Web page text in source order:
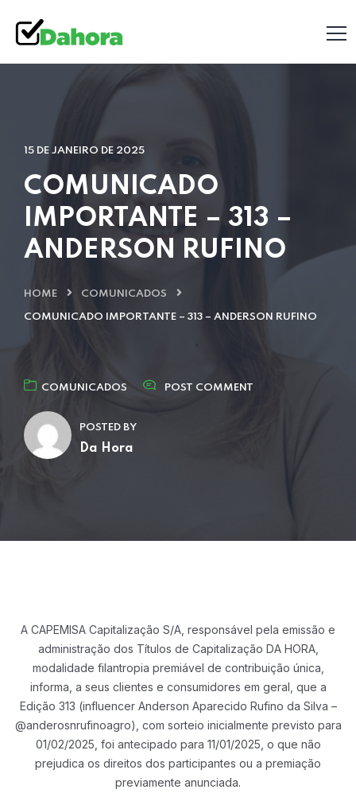
15 DE JANEIRO DE 2025
COMUNICADO
IMPORTANTE – 313 –
ANDERSON RUFINO
HOME COMUNICADOS
COMUNICADO IMPORTANTE – 313 – ANDERSON RUFINO
COMUNICADOS POST COMMENT
POSTED BY
Da Hora
A CAPEMISA Capitalização S/A, responsável pela emissão e
administração dos Títulos de Capitalização DA HORA,
modalidade filantropia premiável de contribuição única,
informa, a seus clientes e consumidores em geral, que a
Edição 313 (influencerAnderson Aparecido Rufino da Silva –
@anderosnrufinoagro), com sorteio inicialmente previsto para
01/02/2025, foi antecipado para 11/01/2025, o que não
prejudica os direitos dos participantes ou a premiação
previamente anunciada.